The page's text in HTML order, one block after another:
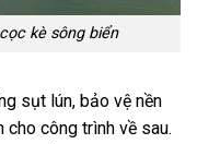
kè sông biển
sụt lún, bảo vệ nền
công trình về sau.